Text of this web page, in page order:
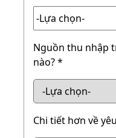
Nguồn thu nhập
nào? *
Chi tiết hơn về